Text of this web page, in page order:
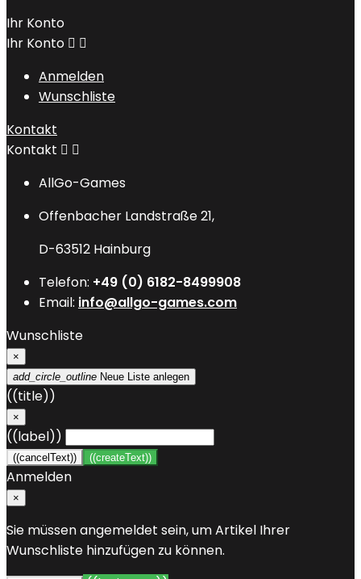
Ihr Konto
Ihr Konto  
Anmelden
Wunschliste
Kontakt
Kontakt  
AllGo-Games
Offenbacher Landstraße 21,
D-63512 Hainburg
Telefon: +49 (0) 6182-8499908
Email: info@allgo-games.com
Wunschliste
×
add_circle_outline Neue Liste anlegen
((title))
×
((label))
((cancelText)) ((createText))
Anmelden
×
Sie müssen angemeldet sein, um Artikel Ihrer
Wunschliste hinzufügen zu können.